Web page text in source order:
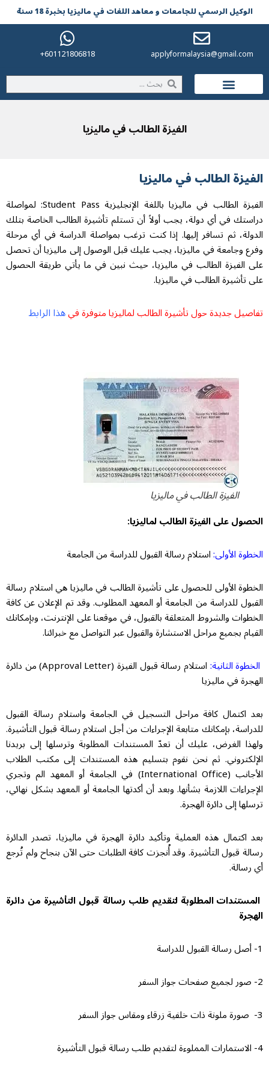
الوکیل الرسمي للجامعات و معاهد اللغات في مالیزیا بخبرة 18 سنة
applyformalaysia@gmail.com
601121806818+
الفيزة الطالب في ماليزيا
الفيزة الطالب في ماليزيا
الفيزة الطالب في ماليزيا باللغة الإنجليزية Student Pass: لمواصلة
دراستك في أي دولة، يجب أولاً أن تستلم تأشيرة الطالب الخاصة بتلك
الدولة، ثم تسافر إليها. إذا كنت ترغب بمواصلة الدراسة في أي مرحلة
وفرع وجامعة في ماليزيا، يجب عليك قبل الوصول إلى ماليزيا أن تحصل
على الفيزة الطالب في ماليزيا، حيث نبين في ما يأتي طريقة الحصول
على تأشيرة الطالب في ماليزيا.
تفاصيل جديدة حول تأشيرة الطالب لماليزيا متوفرة فيهذا الرابط
الفيزة الطالب في ماليزيا
الحصول على الفيزة الطالب لماليزيا:
الخطوة الأولى:استلام رسالة القبول للدراسة من الجامعة
الخطوة الأولى للحصول على تأشيرة الطالب في ماليزيا هي استلام رسالة
القبول للدراسة من الجامعة أو المعهد المطلوب. وقد تم الإعلان عن كافة
الخطوات والشروط المتعلقة بالقبول، في موقعنا على الإنترنت، وبإمكانك
القيام بجميع مراحل الاستشارة والقبول عبر التواصل مع خبرائنا.
الخطوة الثانية:
استلام رسالة قبول الفيزة (Approval Letter) من دائرة
الهجرة في ماليزيا
بعد اكتمال كافة مراحل التسجيل في الجامعة واستلام رسالة القبول
للدراسة، بإمكانك متابعة الإجراءات من أجل استلام رسالة قبول التأشيرة.
ولهذا الغرض، عليك أن تعدّ المستندات المطلوبة وترسلها إلى بريدنا
الإلكتروني. ثم نحن نقوم بتسليم هذه المستندات إلى مكتب الطلاب
الأجانب (International Office) في الجامعة أو المعهد الم وتجري
الإجراءات اللازمة بشأنها. وبعد أن أكدتها الجامعة أو المعهد بشكل نهائي،
ترسلها إلى دائرة الهجرة.
بعد اكتمال هذه العملية وتأكيد دائرة الهجرة في ماليزيا، تصدر الدائرة
رسالة قبول التأشيرة. وقد أُنجزت كافة الطلبات حتى الآن بنجاح ولم تُرجع
أي رسالة.
المستندات المطلوبة لتقديم طلب رسالة قبول التأشيرة من دائرة
الهجرة
1- أصل رسالة القبول للدراسة
2- صور لجميع صفحات جواز السفر
3- صورة ملونة ذات خلفية زرقاء ومقاس جواز السفر
4- الاستمارات المملوءة لتقديم طلب رسالة قبول التأشيرة